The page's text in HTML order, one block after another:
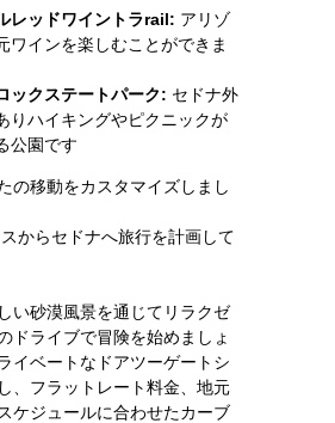
レッドワイントラrail: アリゾ
ワインを楽しむことができま
ックステートパーク: セドナ外
りハイキングやピクニックが
公園です
の移動をカスタマイズしまし
からセドナへ旅行を計画して
い砂漠風景を通じてリラクゼ
ドライブで冒険を始めましょ
イベートなドアツーゲートシ
、フラットレート料金、地元
ケジュールに合わせたカーブ